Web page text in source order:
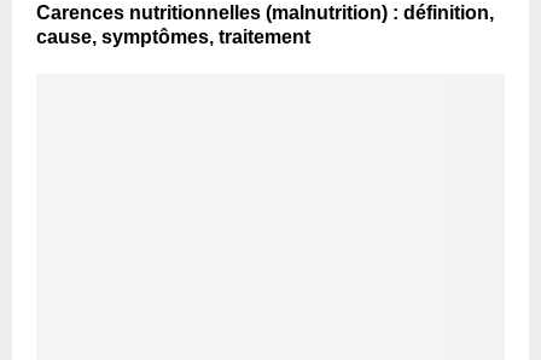
Carences nutritionnelles (malnutrition) : définition,
cause, symptômes, traitement